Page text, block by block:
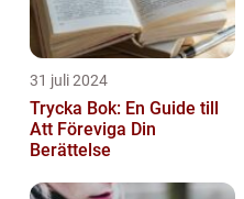
31 juli 2024
Trycka Bok: En Guide till
Att Föreviga Din
Berättelse